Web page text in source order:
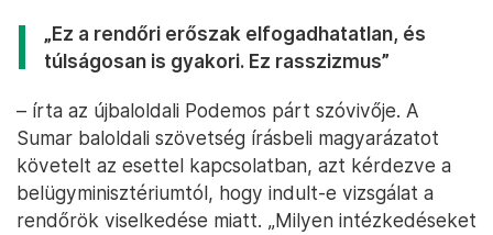
„Ez a rendőri erőszak elfogadhatatlan, és
túlságosan is gyakori. Ez rasszizmus”
– írta az újbaloldali Podemos párt szóvivője. A
Sumar baloldali szövetség írásbeli magyarázatot
követelt az esettel kapcsolatban, azt kérdezve a
belügyminisztériumtól, hogy indult-e vizsgálat a
rendőrök viselkedése miatt. „Milyen intézkedéseket